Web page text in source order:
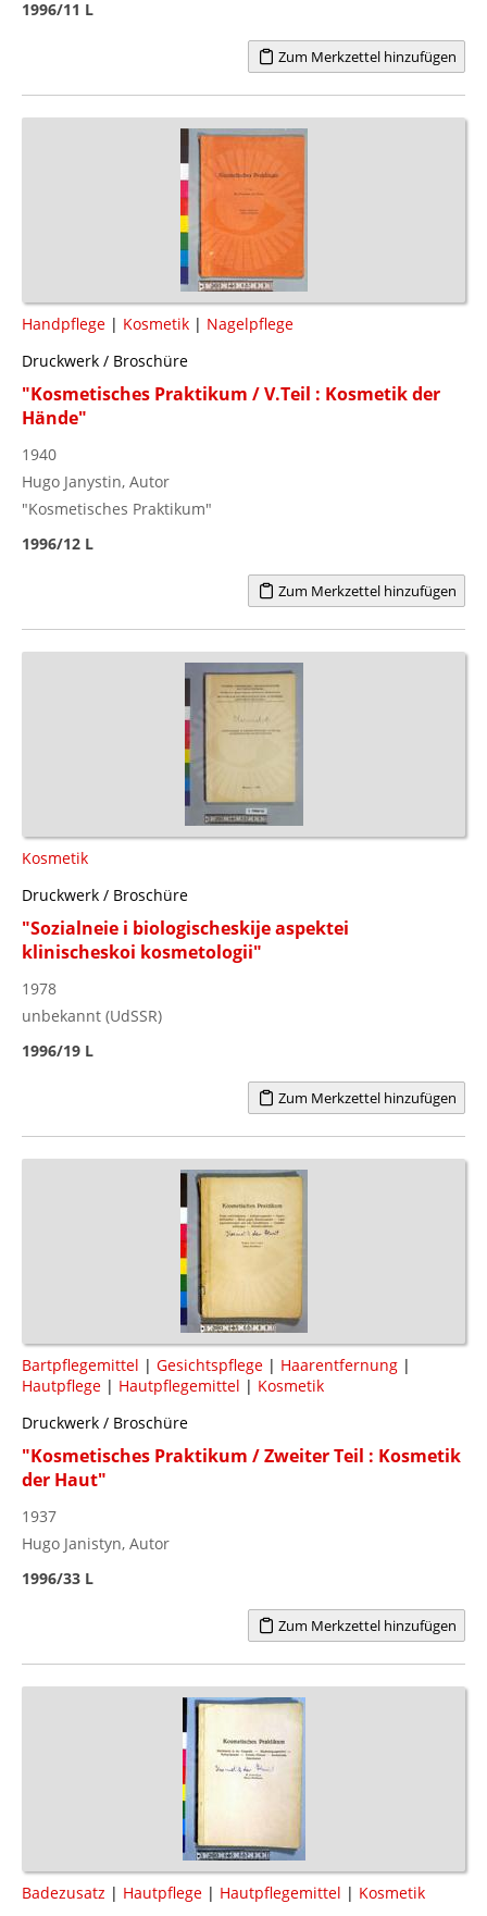
1996/11 L
Zum Merkzettel hinzufügen
Handpflege | Kosmetik | Nagelpflege
Druckwerk / Broschüre
"Kosmetisches Praktikum / V.Teil : Kosmetik der
Hände"
1940
Hugo Janystin, Autor
"Kosmetisches Praktikum"
1996/12 L
Zum Merkzettel hinzufügen
Kosmetik
Druckwerk / Broschüre
"Sozialneie i biologischeskije aspektei
klinischeskoi kosmetologii"
1978
unbekannt (UdSSR)
1996/19 L
Zum Merkzettel hinzufügen
Bartpflegemittel | Gesichtspflege | Haarentfernung |
Hautpflege | Hautpflegemittel | Kosmetik
Druckwerk / Broschüre
"Kosmetisches Praktikum / Zweiter Teil : Kosmetik
der Haut"
1937
Hugo Janistyn, Autor
1996/33 L
Zum Merkzettel hinzufügen
Badezusatz | Hautpflege | Hautpflegemittel | Kosmetik